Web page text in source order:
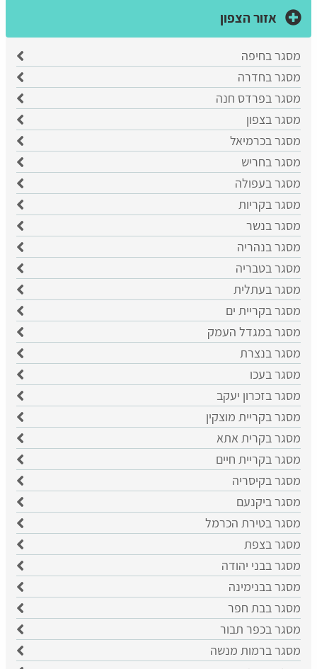
אזור הצפון
מסגר בחיפה
מסגר בחדרה
מסגר בפרדס חנה
מסגר בצפון
מסגר בכרמיאל
מסגר בחריש
מסגר בעפולה
מסגר בקריות
מסגר בנשר
מסגר בנהריה
מסגר בטבריה
מסגר בעתלית
מסגר בקריית ים
מסגר במגדל העמק
מסגר בנצרת
מסגר בעכו
מסגר בזכרון יעקב
מסגר בקריית מוצקין
מסגר בקרית אתא
מסגר בקריית חיים
מסגר בקיסריה
מסגר ביקנעם
מסגר בטירת הכרמל
מסגר בצפת
מסגר בבני יהודה
מסגר בבנימינה
מסגר בבת חפר
מסגר בכפר תבור
מסגר ברמות מנשה